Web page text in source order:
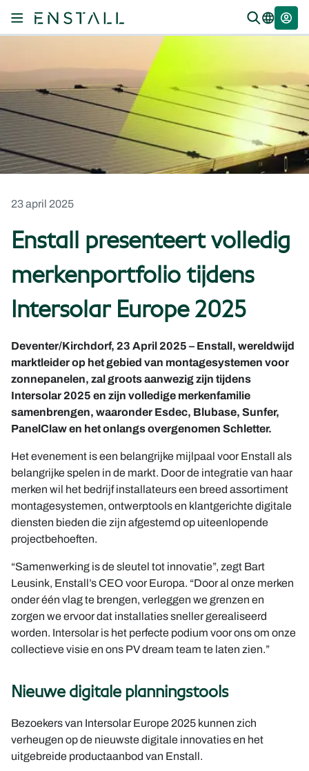
23 april 2025
Enstall presenteert volledig
merkenportfolio tijdens
Intersolar Europe 2025
Deventer/Kirchdorf, 23 April 2025 – Enstall, wereldwijd
marktleider op het gebied van montagesystemen voor
zonnepanelen, zal groots aanwezig zijn tijdens
Intersolar 2025 en zijn volledige merkenfamilie
samenbrengen, waaronder Esdec, Blubase, Sunfer,
PanelClaw en het onlangs overgenomen Schletter.
Het evenement is een belangrijke mijlpaal voor Enstall als
belangrijke spelen in de markt. Door de integratie van haar
merken wil het bedrijf installateurs een breed assortiment
montagesystemen, ontwerptools en klantgerichte digitale
diensten bieden die zijn afgestemd op uiteenlopende
projectbehoeften.
“Samenwerking is de sleutel tot innovatie”, zegt Bart
Leusink, Enstall’s CEO voor Europa. “Door al onze merken
onder één vlag te brengen, verleggen we grenzen en
zorgen we ervoor dat installaties sneller gerealiseerd
worden. Intersolar is het perfecte podium voor ons om onze
collectieve visie en ons PV dream team te laten zien.”
Nieuwe digitale planningstools
Bezoekers van Intersolar Europe 2025 kunnen zich
verheugen op de nieuwste digitale innovaties en het
uitgebreide productaanbod van Enstall.